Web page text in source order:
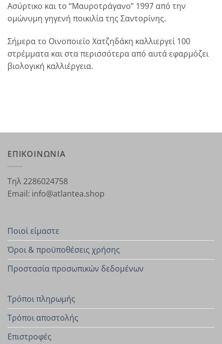
Ασύρτικο και το “Μαυροτράγανο” 1997 από την
ομώνυμη γηγενή ποικιλία της Σαντορίνης.
Σήμερα το Οινοποιείο Χατζηδάκη καλλιεργεί 100
στρέμματα και στα περισσότερα από αυτά εφαρμόζει
βιολογική καλλιέργεια.
ΕΠΙΚΟΙΝΩΝΙΑ
Τηλ 2286024758
Email: info@atlantea.shop
Ποιοί είμαστε
Όροι & προϋποθέσεις χρήσης
Προστασία προσωπικών δεδομένων
Τρόποι πληρωμής
Τρόποι αποστολής
Επιστροφές